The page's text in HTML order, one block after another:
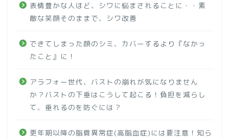
表情豊かな人ほど、シワに悩まされることに・・素
敵な笑顔そのままで、シワ改善
できてしまった顔のシミ、カバーするより『なかっ
たこと』に！
アラフォー世代、バストの崩れが気になりません
か？バストの下垂はこうして起こる！負担を減らし
て、垂れるのを防ぐには？
更年期以降の脂質異常症(高脂血症)には要注意！知ら